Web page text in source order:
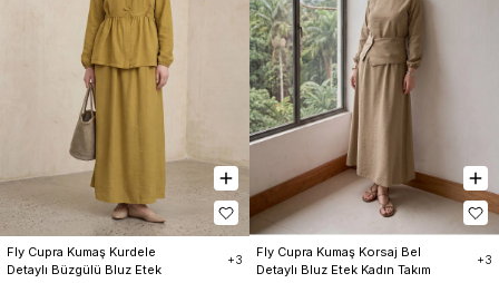
Fly Cupra Kumaş Kurdele
Detaylı Büzgülü Bluz Etek
+3
Fly Cupra Kumaş Korsaj Bel
Detaylı Bluz Etek Kadın Takım
+3